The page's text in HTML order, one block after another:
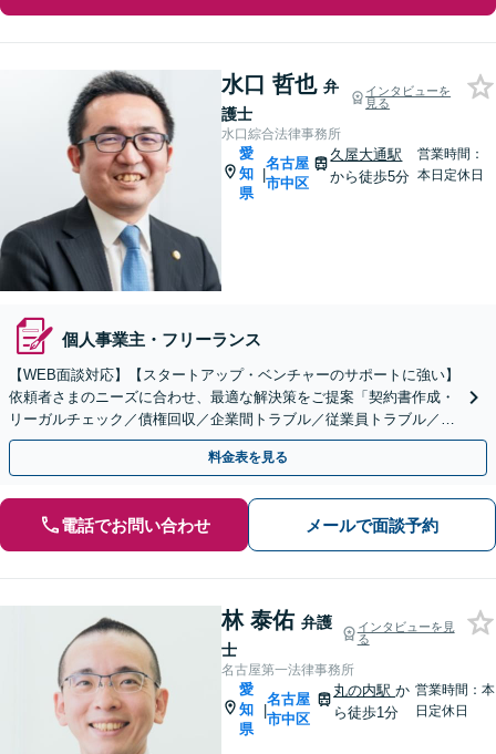
水口 哲也 弁
護士
インタビューを
見る
水口綜合法律事務所
愛
知
県
|
名古屋
市中区
久屋大通駅
から徒歩5分
営業時間：
本日定休日
個人事業主・フリーランス
【WEB面談対応】【スタートアップ・ベンチャーのサポートに強い】
依頼者さまのニーズに合わせ、最適な解決策をご提案「契約書作成・
リーガルチェック／債権回収／企業間トラブル／従業員トラブル／不
祥事対応／事業承継／M＆Aほか」【休日・夜間相談可】
料金表を見る
電話でお問い合わせ メールで面談予約
林 泰佑 弁護
士
インタビューを見
る
名古屋第一法律事務所
愛
知
県
|
名古屋
市中区
丸の内駅か
ら徒歩1分
営業時間：本
日定休日